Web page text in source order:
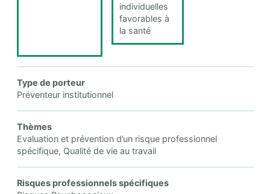
individuelles
favorables à
la santé
Type de porteur
Préventeur institutionnel
Thèmes
Evaluation et prévention d’un risque professionnel
spécifique, Qualité de vie au travail
Risques professionnels spécifiques